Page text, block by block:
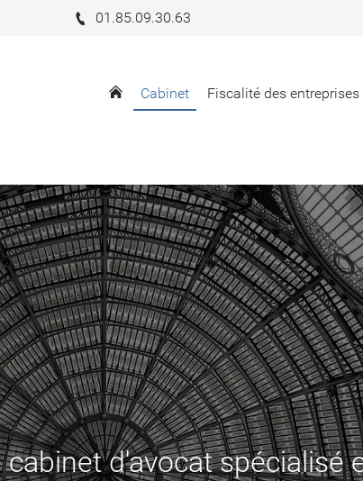
Cabinet Fiscalité des entreprises
01.85.09.30.63
d'avocat spécialisé